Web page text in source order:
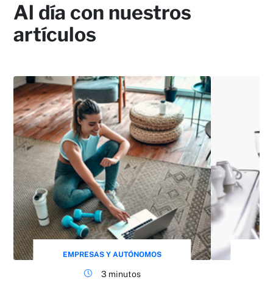
Al día con nuestros
artículos
EMPRESAS Y AUTÓNOMOS
3 minutos